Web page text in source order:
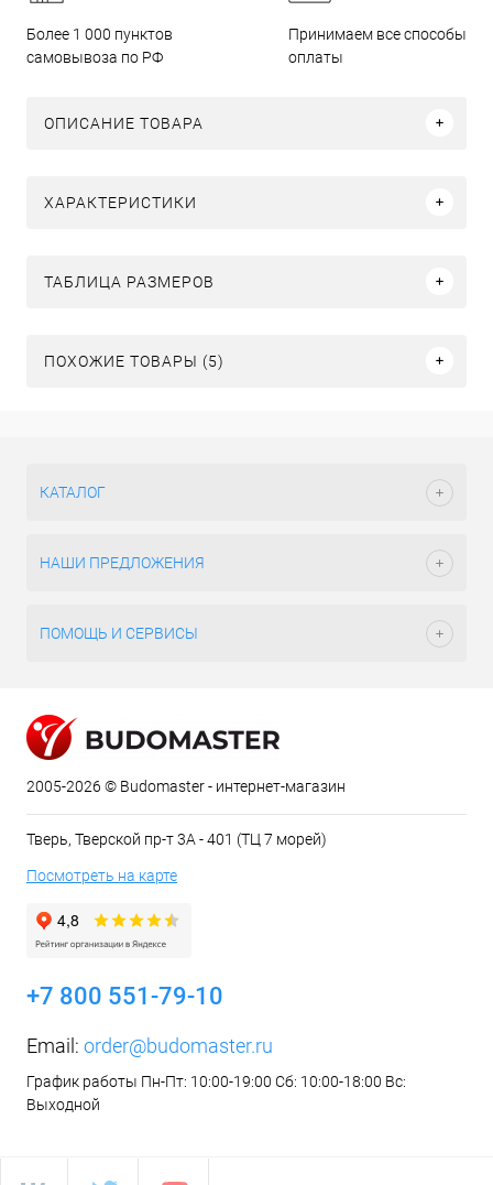
Более 1 000 пунктов
самовывоза по РФ
Принимаем все способы
оплаты
ОПИСАНИЕ ТОВАРА
ХАРАКТЕРИСТИКИ
ТАБЛИЦА РАЗМЕРОВ
ПОХОЖИЕ ТОВАРЫ (5)
КАТАЛОГ
НАШИ ПРЕДЛОЖЕНИЯ
ПОМОЩЬ И СЕРВИСЫ
2005-2026 © Budomaster - интернет-магазин
Тверь, Тверской пр-т 3А - 401 (ТЦ 7 морей)
Посмотреть на карте
+7 800 551-79-10
Email: order@budomaster.ru
График работы Пн-Пт: 10:00-19:00 Сб: 10:00-18:00 Вс:
Выходной